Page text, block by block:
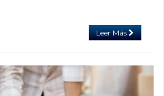
Leer Más